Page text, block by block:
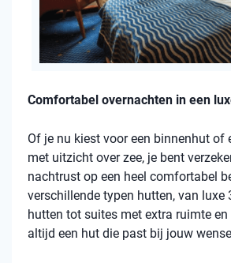
Comfortabel overnachten in een
Of je nu kiest voor een binnenhut of
met uitzicht over zee, je bent
nachtrust op een heel comfortabel
verschillende typen hutten, van luxe
hutten tot suites met extra ruimte
altijd een hut die past bij jouw